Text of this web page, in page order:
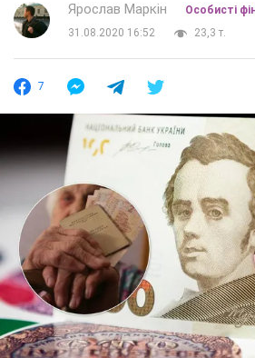
Ярослав Маркін
Особисті
31.08.2020 16:52
23,3 т.
7